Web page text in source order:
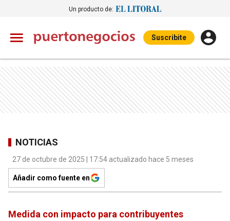
Un producto de:
Suscribite
NOTICIAS
27 de octubre de 2025 | 17:54 actualizado hace 5 meses
Añadir como fuente en
Medida con impacto para contribuyentes